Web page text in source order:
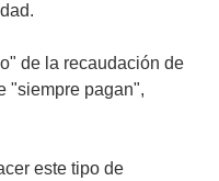
de la recaudación de
"siempre pagan",
este tipo de